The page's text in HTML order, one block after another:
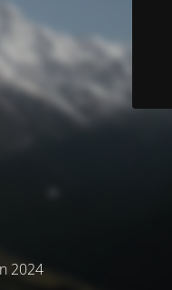
2024